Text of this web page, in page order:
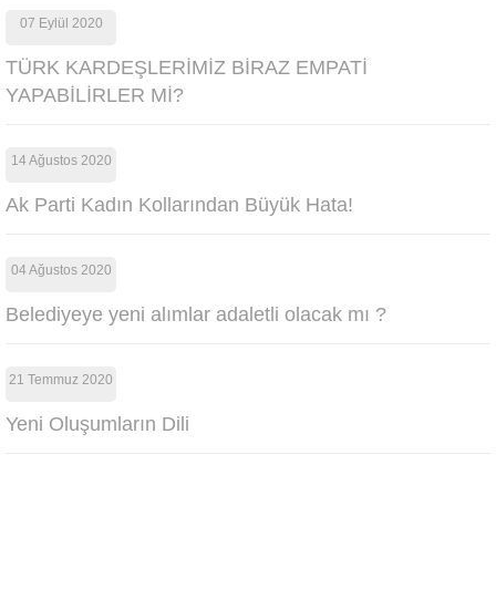
07 Eylül 2020
TÜRK KARDEŞLERİMİZ BİRAZ EMPATİ
YAPABİLİRLER Mİ?
14 Ağustos 2020
Ak Parti Kadın Kollarından Büyük Hata!
04 Ağustos 2020
Belediyeye yeni alımlar adaletli olacak mı ?
21 Temmuz 2020
Yeni Oluşumların Dili